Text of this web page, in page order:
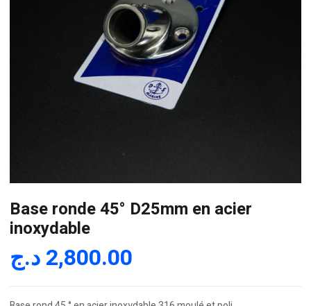
Base ronde 45° D25mm en acier
inoxydable
2,800.00د.ج